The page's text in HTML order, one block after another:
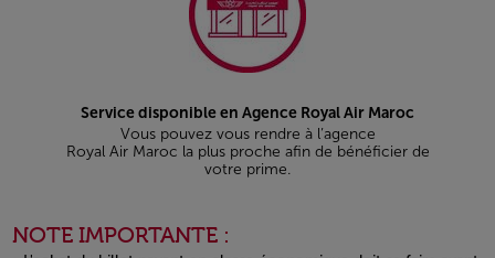
Service disponible en Agence Royal Air Maroc
Vous pouvez vous rendre à l’agence
Royal Air Maroc la plus proche afin de bénéficier de
votre prime.
NOTE IMPORTANTE :